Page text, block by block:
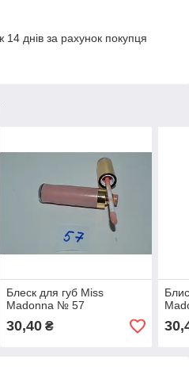
днів за рахунок покупця
Блеск для губ Miss
Madonna № 57
30,40₴